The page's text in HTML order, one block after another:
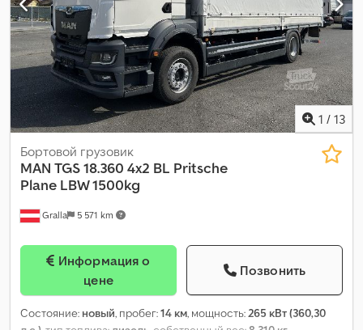
1 / 13
Gralla 5 571 km
Бортовой грузовик
MAN TGS 18.360 4x2 BL Pritsche
Plane LBW 1500kg
цене
Позвонить
Состояние: новый, пробег:14 км, мощность:265 кВт (360,30